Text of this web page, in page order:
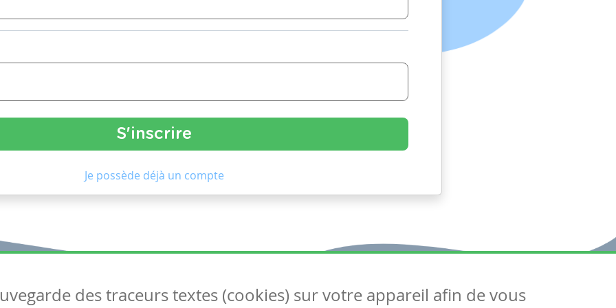
Je possède déjà un compte
Articles Suivez-nous
des traceurs textes (cookies) sur votre appareil afin de vous